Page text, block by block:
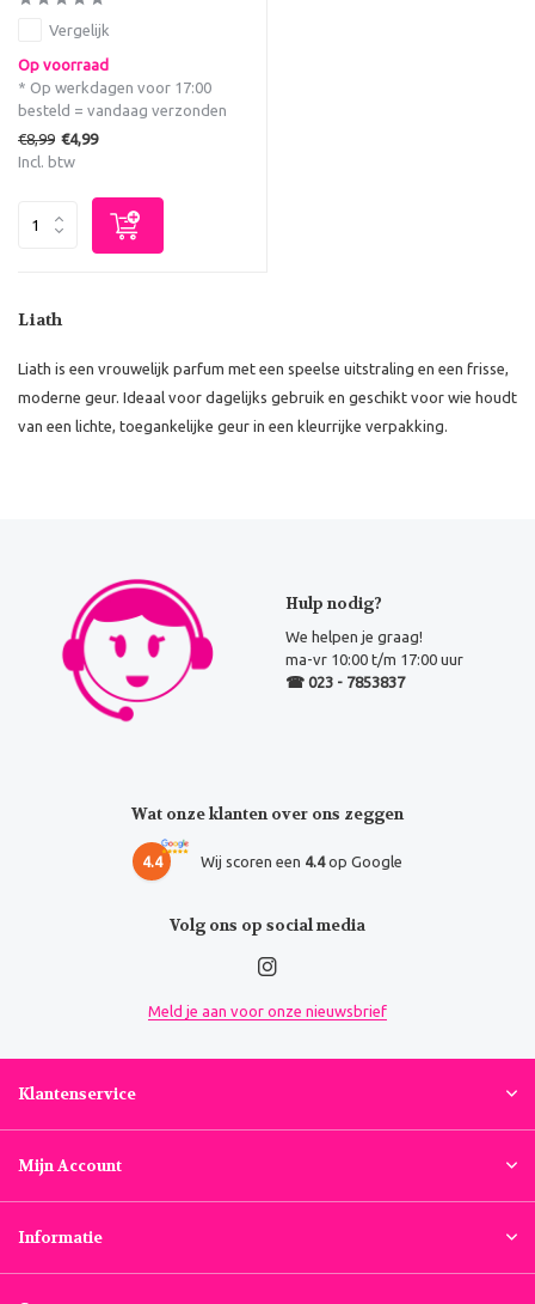
Vergelijk
Op voorraad
* Op werkdagen voor 17:00
besteld = vandaag verzonden
€8,99 €4,99
Incl. btw
Liath
Liath is een vrouwelijk parfum met een speelse uitstraling en een frisse,
moderne geur. Ideaal voor dagelijks gebruik en geschikt voor wie houdt
van een lichte, toegankelijke geur in een kleurrijke verpakking.
Hulp nodig?
We helpen je graag!
ma-vr 10:00 t/m 17:00 uur
☎ 023 - 7853837
Wat onze klanten over ons zeggen
4.4 Wij scoren een 4.4op Google
Volg ons op social media
Meld je aan voor onze nieuwsbrief
Klantenservice
Mijn Account
Informatie